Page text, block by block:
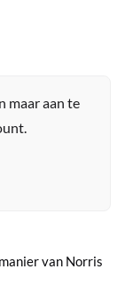
maar aan te
van Norris